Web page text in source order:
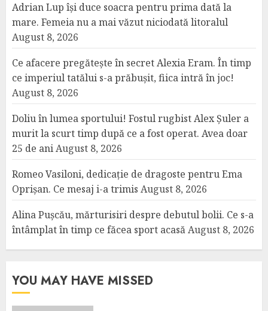
Adrian Lup își duce soacra pentru prima dată la
mare. Femeia nu a mai văzut niciodată litoralul
August 8, 2026
Ce afacere pregătește în secret Alexia Eram. În timp
ce imperiul tatălui s-a prăbușit, fiica intră în joc!
August 8, 2026
Doliu în lumea sportului! Fostul rugbist Alex Șuler a
murit la scurt timp după ce a fost operat. Avea doar
25 de aniAugust 8, 2026
Romeo Vasiloni, dedicație de dragoste pentru Ema
Oprișan. Ce mesaj i-a trimis August 8, 2026
Alina Pușcău, mărturisiri despre debutul bolii. Ce s-a
întâmplat în timp ce făcea sport acasăAugust 8, 2026
YOU MAY HAVE MISSED